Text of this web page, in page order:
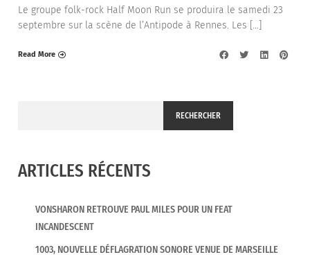
Le groupe folk-rock Half Moon Run se produira le samedi 23
septembre sur la scène de l’Antipode à Rennes. Les […]
Read More
RECHERCHER
ARTICLES RÉCENTS
VONSHARON RETROUVE PAUL MILES POUR UN FEAT
INCANDESCENT
1003, NOUVELLE DÉFLAGRATION SONORE VENUE DE MARSEILLE